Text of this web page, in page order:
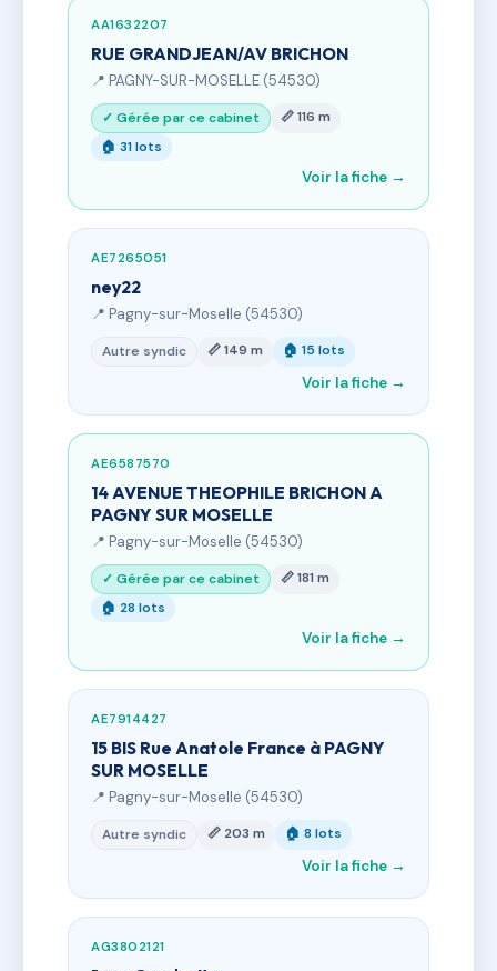
AA1632207
RUE GRANDJEAN/AV BRICHON
📍 PAGNY-SUR-MOSELLE (54530)
✓ Gérée par ce cabinet
📏 116 m
🏠 31 lots
Voir la fiche →
AE7265051
ney22
📍 Pagny-sur-Moselle (54530)
Autre syndic 📏 149 m 🏠 15 lots
Voir la fiche →
AE6587570
14 AVENUE THEOPHILE BRICHON A
PAGNY SUR MOSELLE
📍 Pagny-sur-Moselle (54530)
✓ Gérée par ce cabinet
📏 181 m
🏠 28 lots
Voir la fiche →
AE7914427
15 BIS Rue Anatole France à PAGNY
SUR MOSELLE
📍 Pagny-sur-Moselle (54530)
Autre syndic 📏 203 m 🏠 8 lots
Voir la fiche →
AG3802121